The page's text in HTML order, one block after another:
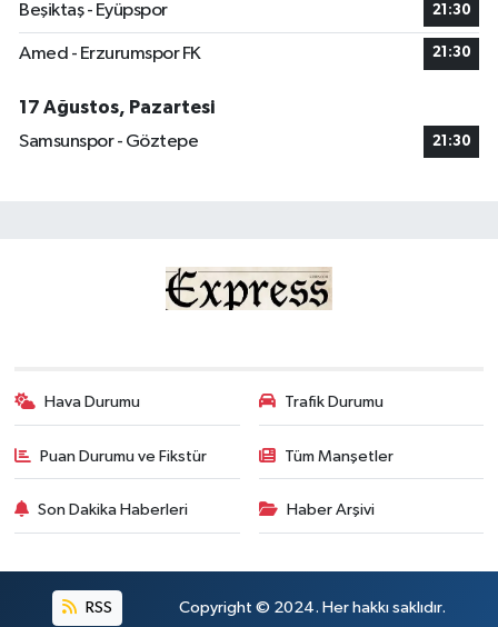
Beşiktaş - Eyüpspor 21:30
Amed - Erzurumspor FK 21:30
17 Ağustos, Pazartesi
Samsunspor - Göztepe
21:30
Hava Durumu Trafik Durumu
Puan Durumu ve Fikstür Tüm Manşetler
Son Dakika Haberleri Haber Arşivi
RSS Copyright © 2024. Her hakkı saklıdır.